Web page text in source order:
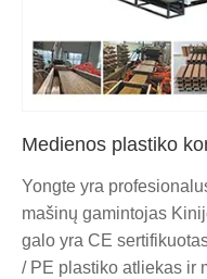
Medienos plastiko
Yongte yra
mašinų gamintojas
galo yra CE
/ PE plastiko atliekas ir